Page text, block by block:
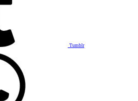
Tumblr